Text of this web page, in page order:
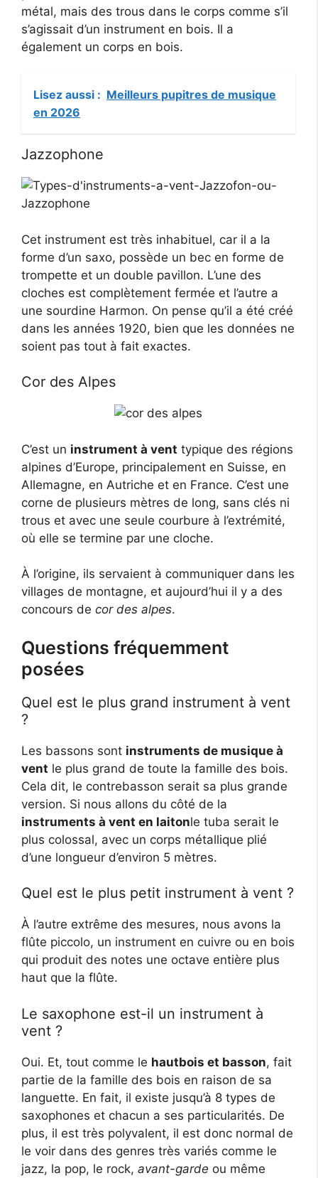
métal, mais des trous dans le corps comme s’il
s’agissait d’un instrument en bois. Il a
également un corps en bois.
Lisez aussi : Meilleurs pupitres de musique
en 2026
Jazzophone
Cet instrument est très inhabituel, car il a la
forme d’un saxo, possède un bec en forme de
trompette et un double pavillon. L’une des
cloches est complètement fermée et l’autre a
une sourdine Harmon. On pense qu’il a été créé
dans les années 1920, bien que les données ne
soient pas tout à fait exactes.
Cor des Alpes
C’est un instrument à vent typique des régions
alpines d’Europe, principalement en Suisse, en
Allemagne, en Autriche et en France. C’est une
corne de plusieurs mètres de long, sans clés ni
trous et avec une seule courbure à l’extrémité,
où elle se termine par une cloche.
À l’origine, ils servaient à communiquer dans les
villages de montagne, et aujourd’hui il y a des
concours de cor des alpes.
Questions fréquemment
posées
Quel est le plus grand instrument à vent
?
Les bassons sont instruments de musique à
vent le plus grand de toute la famille des bois.
Cela dit, le contrebasson serait sa plus grande
version. Si nous allons du côté de la
instruments à vent en laitonle tuba serait le
plus colossal, avec un corps métallique plié
d’une longueur d’environ 5 mètres.
Quel est le plus petit instrument à vent ?
À l’autre extrême des mesures, nous avons la
flûte piccolo, un instrument en cuivre ou en bois
qui produit des notes une octave entière plus
haut que la flûte.
Le saxophone est-il un instrument à
vent ?
Oui. Et, tout comme le hautbois et basson, fait
partie de la famille des bois en raison de sa
languette. En fait, il existe jusqu’à 8 types de
saxophones et chacun a ses particularités. De
plus, il est très polyvalent, il est donc normal de
le voir dans des genres très variés comme le
jazz, la pop, le rock, avant-garde ou même